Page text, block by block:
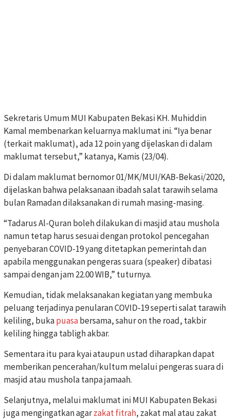
Sekretaris Umum MUI Kabupaten Bekasi KH. Muhiddin
Kamal membenarkan keluarnya maklumat ini. “Iya benar
(terkait maklumat), ada 12 poin yang dijelaskan di dalam
maklumat tersebut,” katanya, Kamis (23/04).
Di dalam maklumat bernomor 01/MK/MUI/KAB-Bekasi/2020,
dijelaskan bahwa pelaksanaan ibadah salat tarawih selama
bulan Ramadan dilaksanakan di rumah masing-masing.
“Tadarus Al-Quran boleh dilakukan di masjid atau mushola
namun tetap harus sesuai dengan protokol pencegahan
penyebaran COVID-19 yang ditetapkan pemerintah dan
apabila menggunakan pengeras suara (speaker) dibatasi
sampai dengan jam 22.00 WIB,” tuturnya.
Kemudian, tidak melaksanakan kegiatan yang membuka
peluang terjadinya penularan COVID-19 seperti salat tarawih
keliling, bukapuasabersama, sahur on the road, takbir
keliling hingga tabligh akbar.
Sementara itu para kyai ataupun ustad diharapkan dapat
memberikan pencerahan/kultum melalui pengeras suara di
masjid atau mushola tanpa jamaah.
Selanjutnya, melalui maklumat ini MUI Kabupaten Bekasi
juga mengingatkan agarzakat fitrah, zakat mal atau zakat